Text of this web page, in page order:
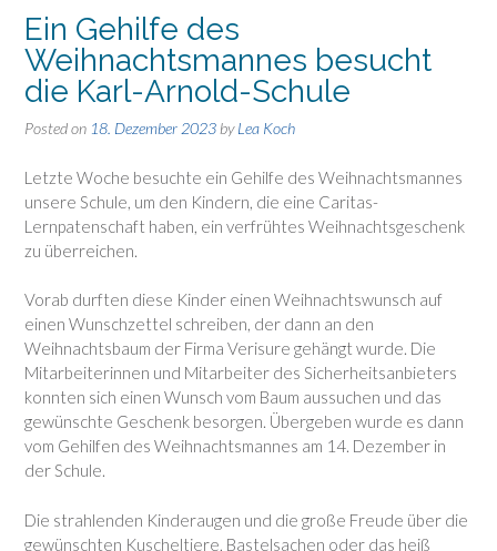
Ein Gehilfe des
Weihnachtsmannes besucht
die Karl-Arnold-Schule
Posted on 18. Dezember 2023 byLea Koch
Letzte Woche besuchte ein Gehilfe des Weihnachtsmannes
unsere Schule, um den Kindern, die eine Caritas-
Lernpatenschaft haben, ein verfrühtes Weihnachtsgeschenk
zu überreichen.
Vorab durften diese Kinder einen Weihnachtswunsch auf
einen Wunschzettel schreiben, der dann an den
Weihnachtsbaum der Firma Verisure gehängt wurde. Die
Mitarbeiterinnen und Mitarbeiter des Sicherheitsanbieters
konnten sich einen Wunsch vom Baum aussuchen und das
gewünschte Geschenk besorgen. Übergeben wurde es dann
vom Gehilfen des Weihnachtsmannes am 14. Dezember in
der Schule.
Die strahlenden Kinderaugen und die große Freude über die
gewünschten Kuscheltiere, Bastelsachen oder das heiß